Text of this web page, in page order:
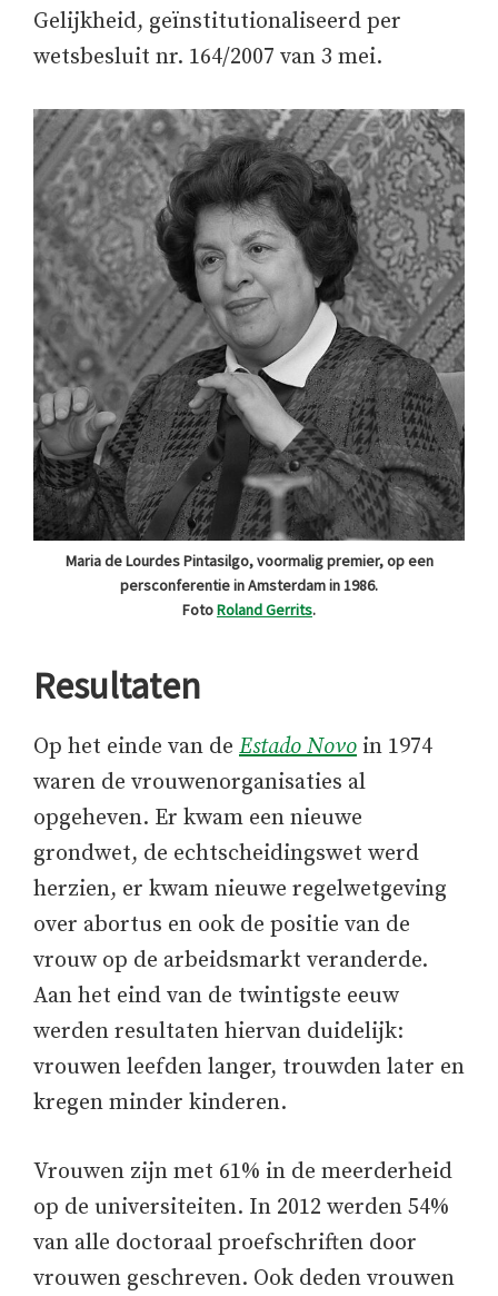
Gelijkheid, geïnstitutionaliseerd per
wetsbesluit nr. 164/2007 van 3 mei.
Maria de Lourdes Pintasilgo, voormalig premier, op een
persconferentie in Amsterdam in 1986.
FotoRoland Gerrits.
Resultaten
Op het einde van de Estado Novo in 1974
waren de vrouwenorganisaties al
opgeheven. Er kwam een nieuwe
grondwet, de echtscheidingswet werd
herzien, er kwam nieuwe regelwetgeving
over abortus en ook de positie van de
vrouw op de arbeidsmarkt veranderde.
Aan het eind van de twintigste eeuw
werden resultaten hiervan duidelijk:
vrouwen leefden langer, trouwden later en
kregen minder kinderen.
Vrouwen zijn met 61% in de meerderheid
op de universiteiten. In 2012 werden 54%
van alle doctoraal proefschriften door
vrouwen geschreven. Ook deden vrouwen